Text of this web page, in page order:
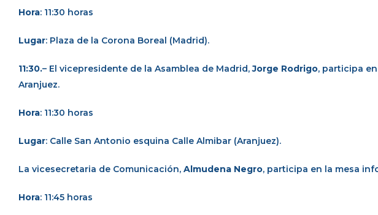
Hora: 11:30 horas
Lugar: Plaza de la Corona Boreal (Madrid).
11:30.– El vicepresidente de la Asamblea de Madrid,Jorge Rodrigo, participa
Aranjuez.
Hora: 11:30 horas
Lugar: Calle San Antonio esquina Calle Almibar (Aranjuez).
La vicesecretaria de Comunicación, Almudena Negro, participa en la mesa
Hora: 11:45 horas